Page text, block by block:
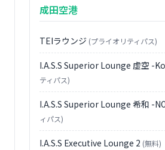
成田空港
TEIラウンジ (プライオリティパス)
I.A.S.S Superior Lounge 虚空 -
ティパス)
I.A.S.S Superior Lounge 希和 -
ィパス)
I.A.S.S Executive Lounge 2 (無料)